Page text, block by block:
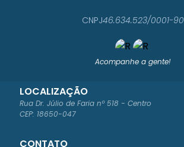
Acompanhe a gente!
LOCALIZAÇÃO
Rua Dr. Júlio de Faria nº 518 - Centro
CEP: 18650-047
CONTATO
CNPJ46.634.523/0001-90